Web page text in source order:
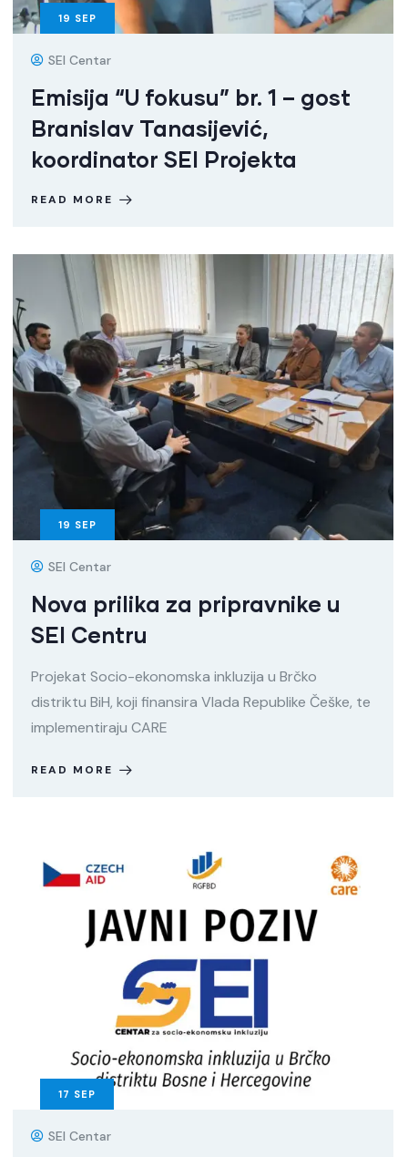
19 SEP
SEI Centar
Emisija “U fokusu” br. 1 – gost
Branislav Tanasijević,
koordinator SEI Projekta
READ MORE
19 SEP
SEI Centar
Nova prilika za pripravnike u
SEI Centru
Projekat Socio-ekonomska inkluzija u Brčko
distriktu BiH, koji finansira Vlada Republike Češke, te
implementiraju CARE
READ MORE
17 SEP
SEI Centar